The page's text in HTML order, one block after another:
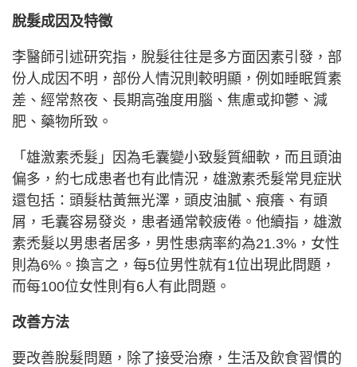
脫髮成因及特徵
李醫師引述研究指，脫髮往往是多方面因素引發，部
份人成因不明，部份人情況則較明顯，例如睡眠質素
差、經常熬夜、長期高強度用腦、焦慮或抑鬱、減
肥、藥物所致。
「雄激素禿髮」因為毛囊變小致髮質細軟，而且頭油
偏多，約七成患者也有此情況，雄激素禿髮常見症狀
還包括：頭髮枯黃無光澤，頭皮油膩、痕癢、有頭
屑，毛囊容易發炎，患者通常較疲倦。他續指，雄激
素禿髮以男患者居多，男性患病率約為21.3%，女性
則為6%。換言之，每5位男性就有1位出現此問題，
而每100位女性則有6人有此問題。
改善方法
要改善脫髮問題，除了接受治療，生活及飲食習慣的